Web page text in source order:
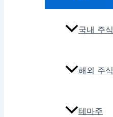
국내 주식
해외 주식
테마주